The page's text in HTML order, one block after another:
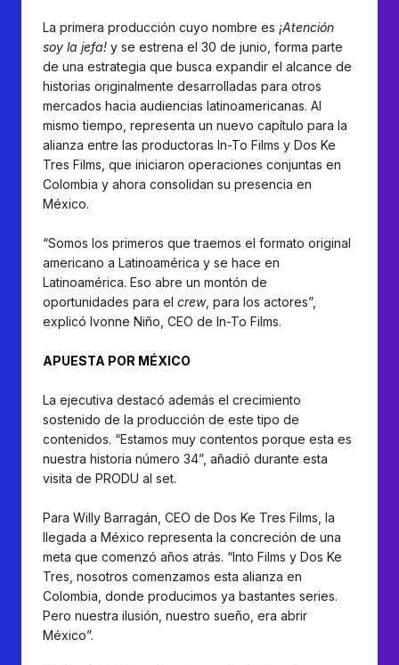
La primera producción cuyo nombre es ¡Atención
soy la jefa! y se estrena el 30 de junio, forma parte
de una estrategia que busca expandir el alcance de
historias originalmente desarrolladas para otros
mercados hacia audiencias latinoamericanas. Al
mismo tiempo, representa un nuevo capítulo para la
alianza entre las productoras In-To Films y Dos Ke
Tres Films, que iniciaron operaciones conjuntas en
Colombia y ahora consolidan su presencia en
México.
“Somos los primeros que traemos el formato original
americano a Latinoamérica y se hace en
Latinoamérica. Eso abre un montón de
oportunidades para el crew, para los actores”,
explicó Ivonne Niño, CEO de In-To Films.
APUESTA POR MÉXICO
La ejecutiva destacó además el crecimiento
sostenido de la producción de este tipo de
contenidos. “Estamos muy contentos porque esta es
nuestra historia número 34”, añadió durante esta
visita de PRODU al set.
Para Willy Barragán, CEO de Dos Ke Tres Films, la
llegada a México representa la concreción de una
meta que comenzó años atrás. “Into Films y Dos Ke
Tres, nosotros comenzamos esta alianza en
Colombia, donde producimos ya bastantes series.
Pero nuestra ilusión, nuestro sueño, era abrir
México”.